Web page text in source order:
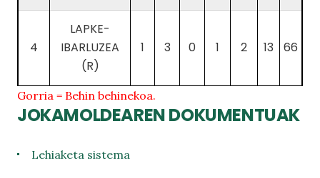
4
LAPKE-
IBARLUZEA
(R)
1 3 0 1 2 13 66
Gorria = Behin behinekoa.
JOKAMOLDEAREN DOKUMENTUAK
Lehiaketa sistema